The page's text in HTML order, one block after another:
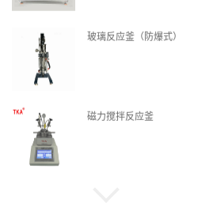
玻璃反应釜（防爆式）
磁力搅拌反应釜